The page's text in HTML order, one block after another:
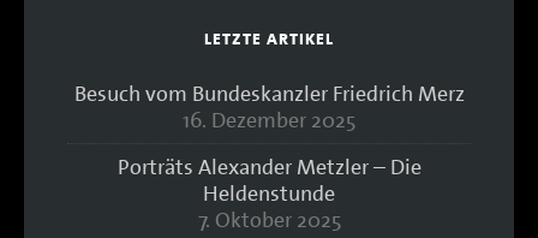
LETZTE ARTIKEL
Besuch vom Bundeskanzler Friedrich Merz
16. Dezember 2025
Porträts Alexander Metzler – Die
Heldenstunde
7. Oktober 2025